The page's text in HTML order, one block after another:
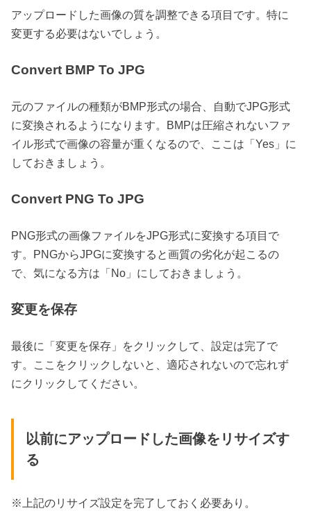
アップロードした画像の質を調整できる項目です。特に
変更する必要はないでしょう。
Convert BMP To JPG
元のファイルの種類がBMP形式の場合、自動でJPG形式
に変換されるようになります。BMPは圧縮されないファ
イル形式で画像の容量が重くなるので、ここは「Yes」に
しておきましょう。
Convert PNG To JPG
PNG形式の画像ファイルをJPG形式に変換する項目で
す。PNGからJPGに変換すると画質の劣化が起こるの
で、気になる方は「No」にしておきましょう。
変更を保存
最後に「変更を保存」をクリックして、設定は完了で
す。ここをクリックしないと、適応されないので忘れず
にクリックしてください。
以前にアップロードした画像をリサイズす
る
※上記のリサイズ設定を完了しておく必要あり。